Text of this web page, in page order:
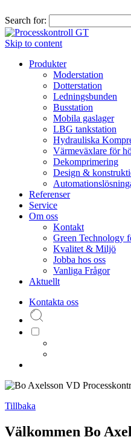
Search for:
Skip to content
Produkter
Moderstation
Dotterstation
Ledningsbunden
Busstation
Mobila gaslager
LBG tankstation
Hydrauliska
Värmeväxlare för
Dekomprimering
Design &
Referenser
Service
Om oss
Kontakt
Green Technology
Kvalitet & Miljö
Jobba hos oss
Vanliga Frågor
Aktuellt
Kontakta oss
Tillbaka
Välkommen Bo